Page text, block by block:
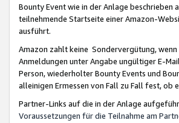
Bounty Event wie in der Anlage beschrieben
teilnehmende Startseite einer Amazon-
ausführt.
Amazon zahlt keine Sondervergütung,
Anmeldungen unter Angabe ungültiger E-
Person, wiederholter Bounty Events und
alleinigen Ermessen von Fall zu Fall fest,
Partner-Links auf die in der Anlage
Voraussetzungen für die Teilnahme am